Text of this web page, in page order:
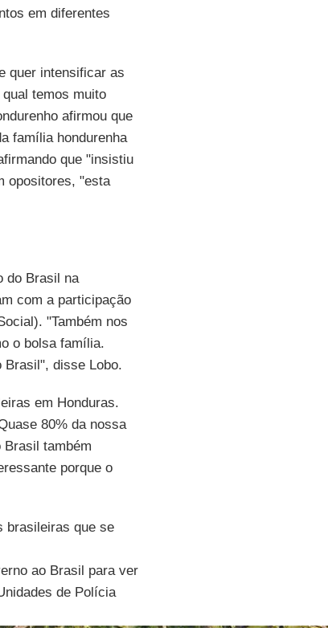
em diferentes
quer intensificar as
temos muito
afirmou que
família hondurenha
que "insistiu
opositores, "esta
do Brasil na
com a participação
"Também nos
o bolsa família.
Brasil", disse Lobo.
em Honduras.
80% da nossa
também
porque o
brasileiras que se
ao Brasil para ver
de Polícia